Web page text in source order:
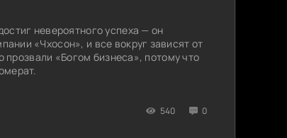
невероятного успеха — он
«Чхосон», и все вокруг зависят от
прозвали «Богом бизнеса», потому что
540 0